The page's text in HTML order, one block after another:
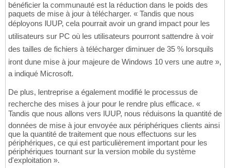
bénéficier la communauté est la réduction dans le poids des
paquets de mise à jour à télécharger. « Tandis que nous
déployons lUUP, cela pourrait avoir un grand impact pour les
utilisateurs sur PC où les utilisateurs pourront sattendre à voir
des tailles de fichiers à télécharger diminuer de 35 % lorsquils
iront dune mise à jour majeure de Windows 10 vers une autre »,
a indiqué Microsoft.
De plus, lentreprise a également modifié le processus de
recherche des mises à jour pour le rendre plus efficace. «
Tandis que nous allons vers lUUP, nous réduisons la quantité de
données de mise à jour envoyée aux périphériques clients ainsi
que la quantité de traitement que nous effectuons sur les
périphériques, ce qui est particulièrement important pour les
périphériques tournant sur la version mobile du système
d'exploitation ».